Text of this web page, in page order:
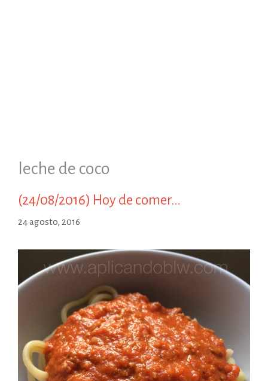
leche de coco
(24/08/2016) Hoy de comer…
24 agosto, 2016